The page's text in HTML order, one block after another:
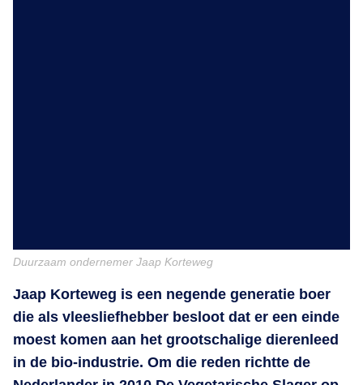
Duurzaam ondernemer Jaap Korteweg
Jaap Korteweg is een negende generatie boer
die als vleesliefhebber besloot dat er een einde
moest komen aan het grootschalige dierenleed
in de bio-industrie. Om die reden richtte de